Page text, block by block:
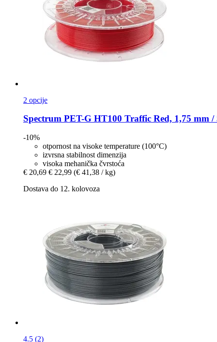
2 opcije
Spectrum PET-​G HT100 Traffic Red, 1,75 mm /
-10%
otpornost na visoke temperature (100°C)
izvrsna stabilnost dimenzija
visoka mehanička čvrstoća
€ 20,69 € 22,99 (€ 41,38 / kg)
Dostava do 12. kolovoza
4.5 (2)